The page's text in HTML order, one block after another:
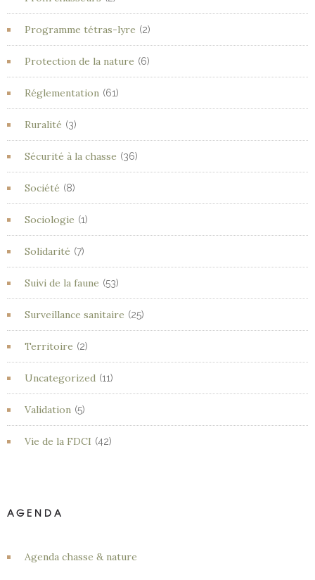
Programme tétras-lyre (2)
Protection de la nature (6)
Réglementation (61)
Ruralité (3)
Sécurité à la chasse (36)
Société (8)
Sociologie (1)
Solidarité (7)
Suivi de la faune (53)
Surveillance sanitaire (25)
Territoire (2)
Uncategorized (11)
Validation (5)
Vie de la FDCI (42)
AGENDA
Agenda chasse & nature